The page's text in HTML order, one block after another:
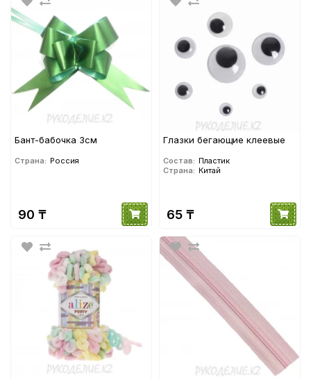
Бант-бабочка 3см
Страна: Россия
90 ₸
Глазки бегающие клеевые
Состав: Пластик
Страна: Китай
65 ₸